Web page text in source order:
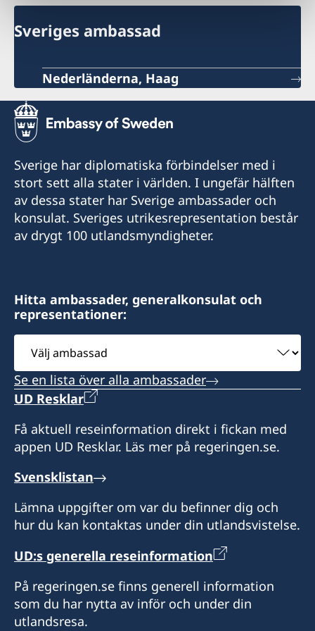
Sveriges ambassad
Nederländerna, Haag
Sverige har diplomatiska förbindelser med i
stort sett alla stater i världen. I ungefär hälften
av dessa stater har Sverige ambassader och
konsulat. Sveriges utrikesrepresentation består
av drygt 100 utlandsmyndigheter.
Hitta ambassader, generalkonsulat och
representationer:
Välj
ambassad
Se en lista över alla ambassader
UD Resklar
Få aktuell reseinformation direkt i fickan med
appen UD Resklar. Läs mer på regeringen.se.
Svensklistan
Lämna uppgifter om var du befinner dig och
hur du kan kontaktas under din utlandsvistelse.
UD:s generella reseinformation
På regeringen.se finns generell information
som du har nytta av inför och under din
utlandsresa.